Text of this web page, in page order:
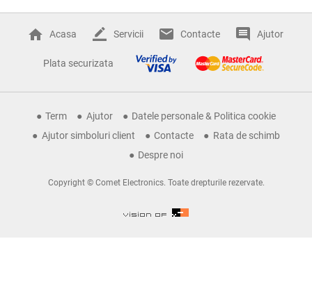
Acasa Servicii Contacte Ajutor
Plata securizata
Term Ajutor
Datele personale & Politica cookie
Ajutor simboluri client
Contacte
Rata de schimb
Despre noi
Copyright © Comet Electronics. Toate drepturile rezervate.